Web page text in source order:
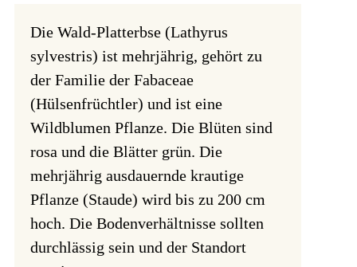
Die Wald-Platterbse (Lathyrus
sylvestris) ist mehrjährig, gehört zu
der Familie der Fabaceae
(Hülsenfrüchtler) und ist eine
Wildblumen Pflanze. Die Blüten sind
rosa und die Blätter grün. Die
mehrjährig ausdauernde krautige
Pflanze (Staude) wird bis zu 200 cm
hoch. Die Bodenverhältnisse sollten
durchlässig sein und der Standort